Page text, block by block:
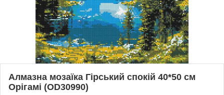
Алмазна мозаїка Гірський спокій 40*50 см
Орігамі (OD30990)